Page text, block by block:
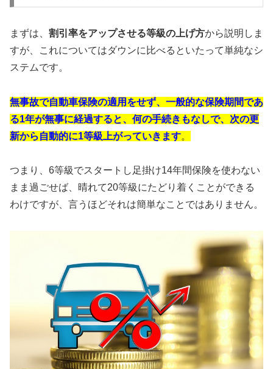
まずは、 割引率をアップさせる等級の上げ方から説明しま
すが、これについてはダウンに比べるといたって単純なシ
ステムです。
無事故で自動車保険の適用をせず、一般的な保険期間であ
る1年が無事に経過すると、何の手続きもなしで、次の更
新から自動的に1等級上がっていきます。
つまり、6等級でスタートし足掛け14年間保険を使わない
まま過ごせば、晴れて20等級にたどり着くことができる
わけですが、言うほどそれは簡単なことではありません。